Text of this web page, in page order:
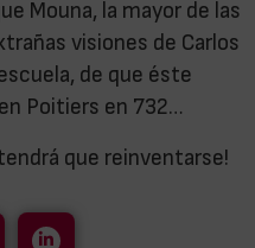
Mouna, la mayor de las
visiones de Carlos
de que éste
Poitiers en 732…
que reinventarse!